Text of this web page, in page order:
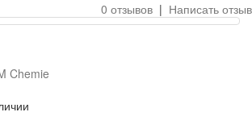
0 отзывов | Написать отзыв
Chemie